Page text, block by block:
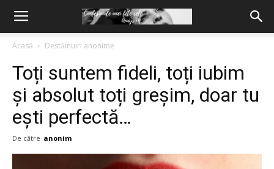
Acasă Destăinuiri anonime
Toți suntem fideli, toți iubim
și absolut toți greșim, doar tu
ești perfectă…
De către anonim